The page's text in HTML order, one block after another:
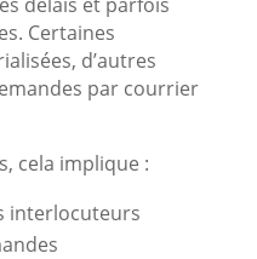
Certaines
d’autres
par courrier
cela implique :
interlocuteurs